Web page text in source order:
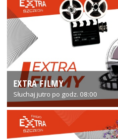
EXTRA FILMY
Słuchaj jutro po godz. 08:00